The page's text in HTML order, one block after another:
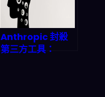
Anthropic 封殺
第三方工具：